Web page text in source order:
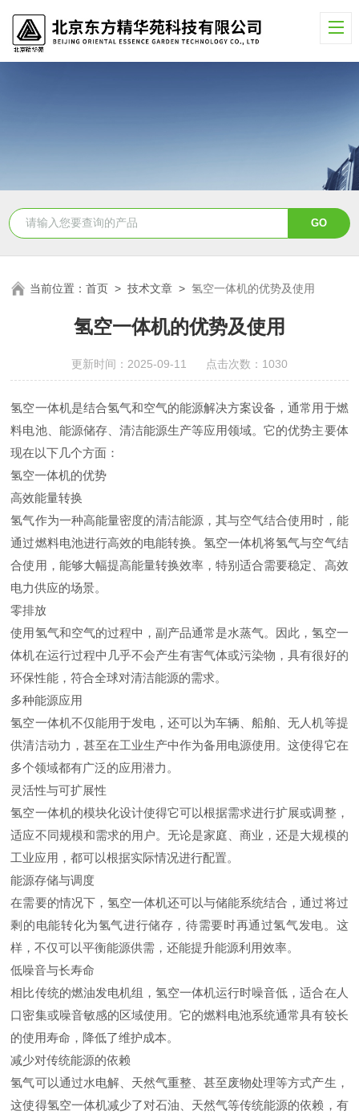
当前位置：首页 >技术文章 >氢空一体机的优势及使用
氢空一体机的优势及使用
更新时间：2025-09-11 点击次数：1030
氢空一体机是结合氢气和空气的能源解决方案设备，通常用于燃
料电池、能源储存、清洁能源生产等应用领域。它的优势主要体
现在以下几个方面：
氢空一体机的优势
高效能量转换
氢气作为一种高能量密度的清洁能源，其与空气结合使用时，能
通过燃料电池进行高效的电能转换。氢空一体机将氢气与空气结
合使用，能够大幅提高能量转换效率，特别适合需要稳定、高效
电力供应的场景。
零排放
使用氢气和空气的过程中，副产品通常是水蒸气。因此，氢空一
体机在运行过程中几乎不会产生有害气体或污染物，具有很好的
环保性能，符合全球对清洁能源的需求。
多种能源应用
氢空一体机不仅能用于发电，还可以为车辆、船舶、无人机等提
供清洁动力，甚至在工业生产中作为备用电源使用。这使得它在
多个领域都有广泛的应用潜力。
灵活性与可扩展性
氢空一体机的模块化设计使得它可以根据需求进行扩展或调整，
适应不同规模和需求的用户。无论是家庭、商业，还是大规模的
工业应用，都可以根据实际情况进行配置。
能源存储与调度
在需要的情况下，氢空一体机还可以与储能系统结合，通过将过
剩的电能转化为氢气进行储存，待需要时再通过氢气发电。这
样，不仅可以平衡能源供需，还能提升能源利用效率。
低噪音与长寿命
相比传统的燃油发电机组，氢空一体机运行时噪音低，适合在人
口密集或噪音敏感的区域使用。它的燃料电池系统通常具有较长
的使用寿命，降低了维护成本。
减少对传统能源的依赖
氢气可以通过水电解、天然气重整、甚至废物处理等方式产生，
这使得氢空一体机减少了对石油、天然气等传统能源的依赖，有